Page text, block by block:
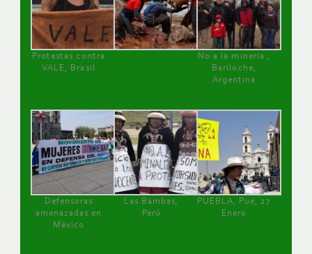
Protestas contra
VALE, Brasil
No a la minería ,
Bariloche,
Argentina
Defensoras
amenazadas en
México
Las Bambas,
Perú
PUEBLA, Pue, 27
Enero